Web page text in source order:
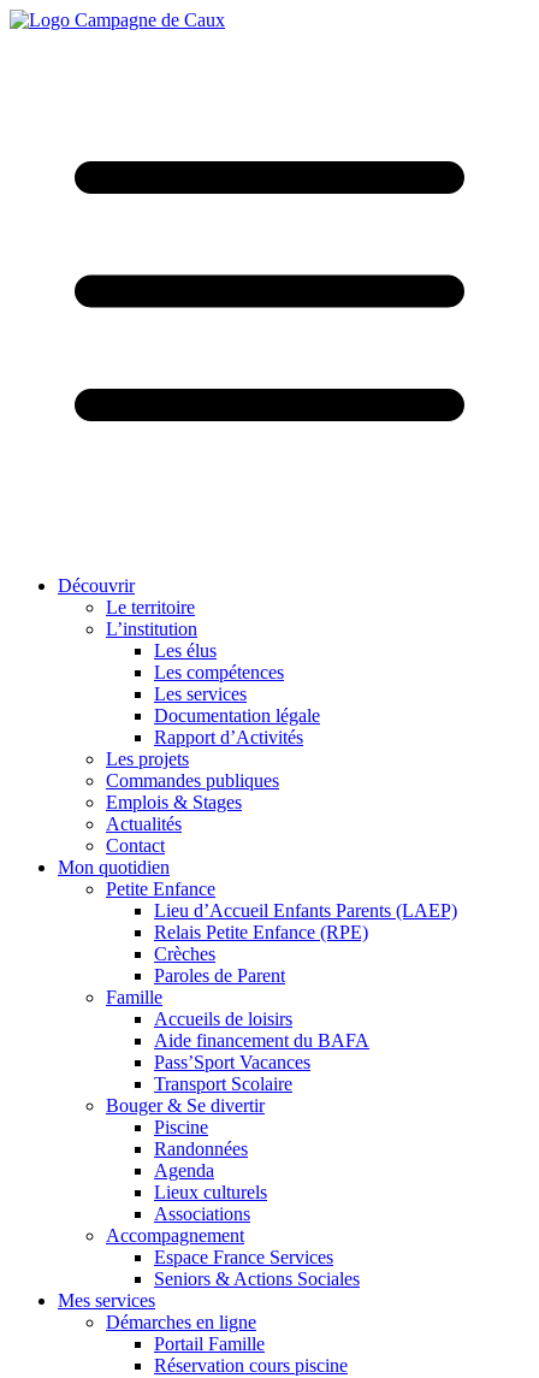
Découvrir
Le territoire
L’institution
Les élus
Les compétences
Les services
Documentation légale
Rapport d’Activités
Les projets
Commandes publiques
Emplois & Stages
Actualités
Contact
Mon quotidien
Petite Enfance
Lieu d’Accueil Enfants Parents (LAEP)
Relais Petite Enfance (RPE)
Crèches
Paroles de Parent
Famille
Accueils de loisirs
Aide financement du BAFA
Pass’Sport Vacances
Transport Scolaire
Bouger & Se divertir
Piscine
Randonnées
Agenda
Lieux culturels
Associations
Accompagnement
Espace France Services
Seniors & Actions Sociales
Mes services
Démarches en ligne
Portail Famille
Réservation cours piscine